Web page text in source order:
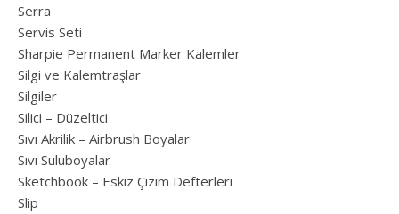
Serra
Servis Seti
Sharpie Permanent Marker Kalemler
Silgi ve Kalemtraşlar
Silgiler
Silici – Düzeltici
Sıvı Akrilik – Airbrush Boyalar
Sıvı Suluboyalar
Sketchbook – Eskiz Çizim Defterleri
Slip